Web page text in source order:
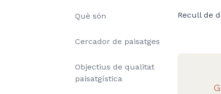
Què són
Cercador de paisatges
Objectius de qualitat
paisatgística
Recull de